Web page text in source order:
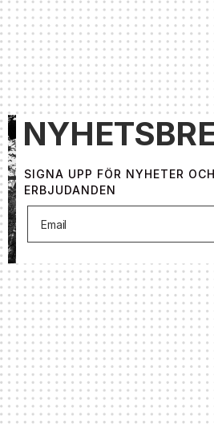
D&B V-series ljudsystem,
och en integrerad ljusrigg.
över stora scenen och skapar
vänner och familj med en egen
SIGNA UPP FÖR NYHETER
ERBJUDANDEN
Bokningsförfrågan Fler frågor